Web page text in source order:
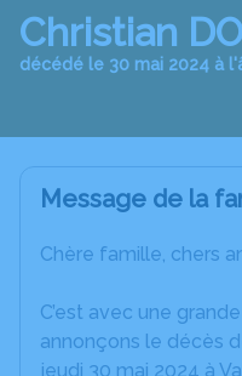
Christian
décédé le 30 mai 2024 à
Message de la
Chère famille, chers
C’est avec une
annonçons le décès
jeudi 30 mai 2024 à